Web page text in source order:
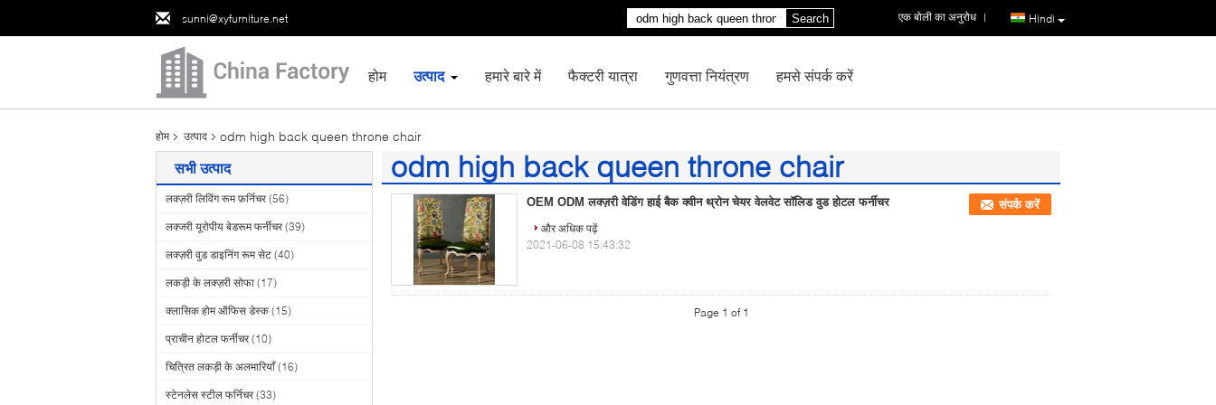
sunni@xyfurniture.net Hindi
एक बोली का अनुरोध |
Search
होम उत्पाद हमारे बारे में फैक्टरी यात्रा गुणवत्ता नियंत्रण हमसे संपर्क करें
होम उत्पाद odm high back queen throne chair
सभी उत्पाद
लक्ज़री लिविंग रूम फ़र्निचर (56)
लक्जरी यूरोपीय बेडरूम फर्नीचर (39)
लक्ज़री वुड डाइनिंग रूम सेट (40)
लकड़ी के लक्ज़री सोफा (17)
क्लासिक होम ऑफिस डेस्क (15)
प्राचीन होटल फर्नीचर (10)
चित्रित लकड़ी के अलमारियाँ (16)
स्टेनलेस स्टील फर्निचर (33)
odm high back queen throne chair
(1) OEM ODM लक्ज़री वेडिंग हाई बैक क्वीन थ्रोन चेयर वेलवेट सॉलिड वुड होटल फर्नीचर
संपर्क करें
और अधिक पढ़ें
2021-06-08 15:43:32
Page 1 of 1